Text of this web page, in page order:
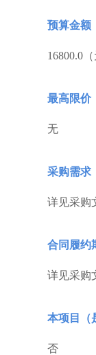
预算金额
16800.0
最高限价
无
采购需求
详见采购
合同履约
详见采购
本项目（
否